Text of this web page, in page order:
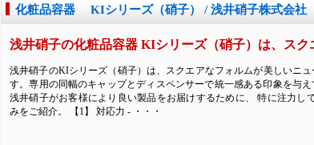
化粧品容器 KIシリーズ（硝子） / 浅井硝子株式会社
浅井硝子の化粧品容器 KIシリーズ（硝子）は、スク
浅井硝子のKIシリーズ（硝子）は、スクエアなフォルムが美しいニ
す。専用の同幅のキャップとディスペンサーで統一感ある印象を与え
浅井硝子がお客様により良い製品をお届けするために、 特に注力し
みをご紹介。 【1】 対応力 - ・・・